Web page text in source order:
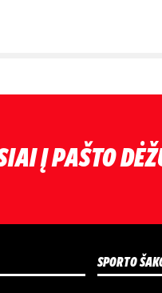
Į PAŠTO
SPORTO